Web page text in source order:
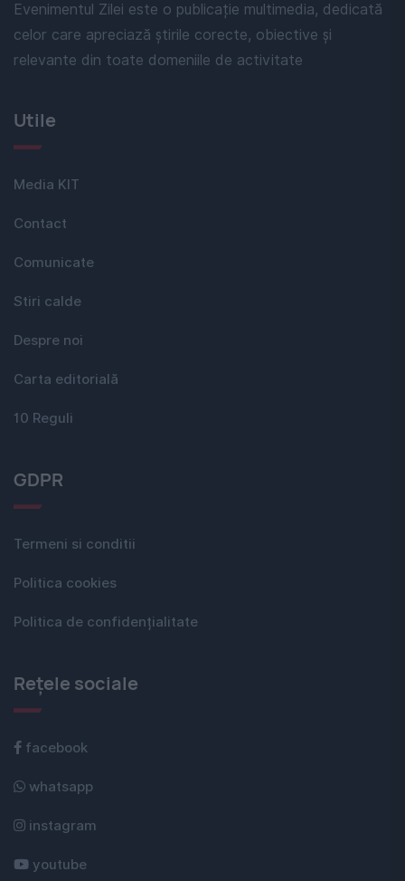
Evenimentul Zilei este o publicație multimedia, dedicată
celor care apreciază știrile corecte, obiective și
relevante din toate domeniile de activitate
Utile
Media KIT
Contact
Comunicate
Stiri calde
Despre noi
Carta editorială
10 Reguli
GDPR
Termeni si conditii
Politica cookies
Politica de confidențialitate
Rețele sociale
facebook
whatsapp
instagram
youtube